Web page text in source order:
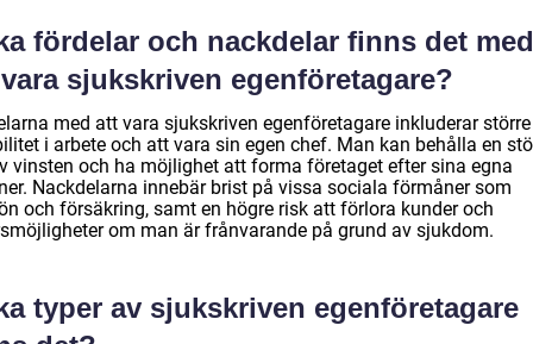
fördelar och nackdelar finns det med
sjukskriven egenföretagare?
med att vara sjukskriven egenföretagare inkluderar större
i arbete och att vara sin egen chef. Man kan behålla en
vinsten och ha möjlighet att forma företaget efter sina egna
Nackdelarna innebär brist på vissa sociala förmåner som
och försäkring, samt en högre risk att förlora kunder och
om man är frånvarande på grund av sjukdom.
typer av sjukskriven egenföretagare